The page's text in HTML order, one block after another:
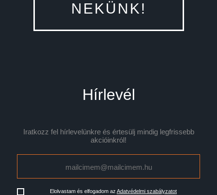
NEKÜNK!
Hírlevél
Iratkozz fel hírlevelünkre és értesülj mindig legfrissebb
akcióinkról!
Elolvastam és elfogadom az Adatvédelmi szabályzatot